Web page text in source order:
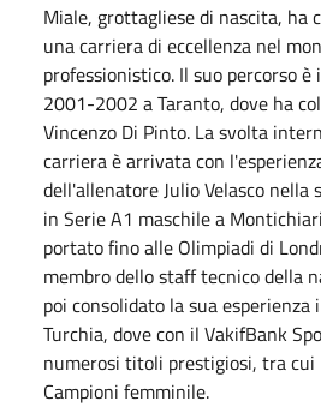
Miale, grottagliese di nascita, ha
una carriera di eccellenza nel
professionistico. Il suo percorso
2001-2002 a Taranto, dove ha
Vincenzo Di Pinto. La svolta
carriera è arrivata con
dell'allenatore Julio Velasco
in Serie A1 maschile a
portato fino alle Olimpiadi di
membro dello staff tecnico della
poi consolidato la sua
Turchia, dove con il VakifBank
numerosi titoli prestigiosi, tra cui
Campioni femminile.